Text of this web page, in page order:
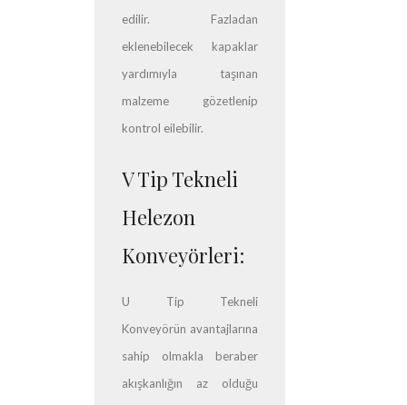
edilir. Fazladan
eklenebilecek kapaklar
yardımıyla taşınan
malzeme gözetlenip
kontrol eilebilir.
V Tip Tekneli
Helezon
Konveyörleri:
U Tip Tekneli
Konveyörün avantajlarına
sahip olmakla beraber
akışkanlığın az olduğu